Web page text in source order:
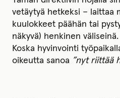
vetäytyä hetkeksi – laittaa
kuulokkeet päähän tai
näkyvä) henkinen väliseinä.
Koska hyvinvointi
oikeutta sanoa ”nyt riittää